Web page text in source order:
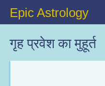
Epic Astrology
गृह प्रवेश का मुहूर्त